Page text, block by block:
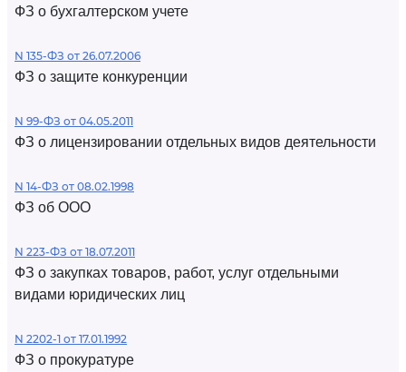
ФЗ о бухгалтерском учете
N 135-ФЗ от 26.07.2006
ФЗ о защите конкуренции
N 99-ФЗ от 04.05.2011
ФЗ о лицензировании отдельных видов деятельности
N 14-ФЗ от 08.02.1998
ФЗ об ООО
N 223-ФЗ от 18.07.2011
ФЗ о закупках товаров, работ, услуг отдельными
видами юридических лиц
N 2202-1 от 17.01.1992
ФЗ о прокуратуре